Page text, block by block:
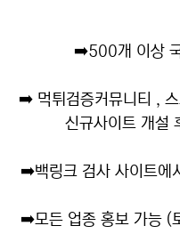
➡️500개 이상
➡️먹튀검증커뮤니티 ,
신규사이트 개설
➡️백링크 검사 사이트에
➡️모든 업종 홍보 가능 (